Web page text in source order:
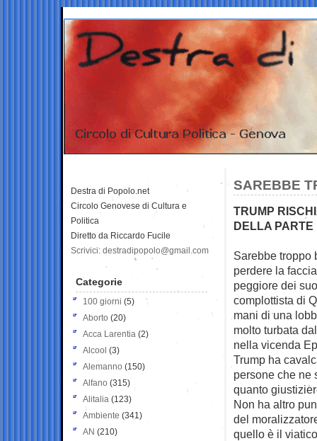
SAREBBE
TRUMP
DELLA PARTE
Sarebbe troppo
perdere la
peggiore dei
complottista di
mani di una
molto turbata
nella vicenda
Trump ha
persone che ne
quanto
Non ha altro
del
quello è il
Destra di Popolo.net
Circolo Genovese di Cultura e
Politica
Diretto da Riccardo Fucile
Scrivici: destradipopolo@gmail.com
Categorie
100 giorni (5)
Aborto (20)
Acca Larentia (2)
Alcool (3)
Alemanno (150)
Alfano (315)
Alitalia (123)
Ambiente (341)
AN (210)